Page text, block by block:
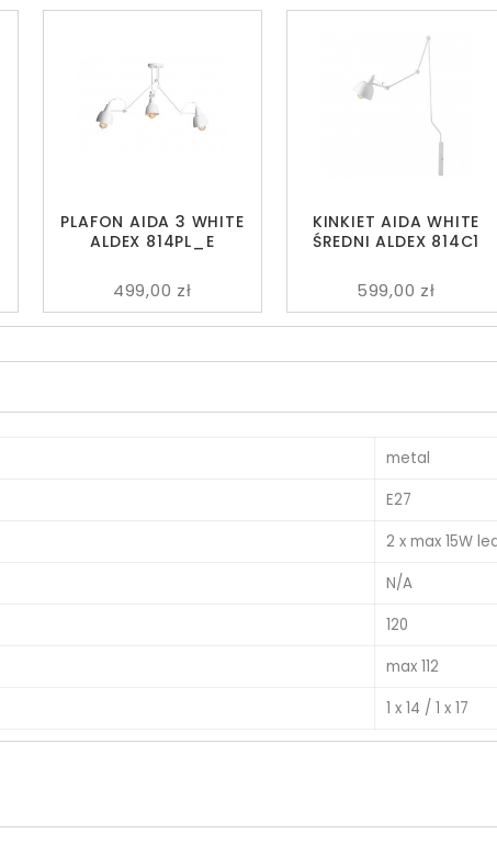
KINKIET AIDA WHITE
ŚREDNI ALDEX 814C1
599,00 zł
PLAFON AIDA 3 WHITE
ALDEX 814PL_E
499,00 zł
metal
E27
2 x max 15W
N/A
120
max 112
1 x 14 / 1 x 17